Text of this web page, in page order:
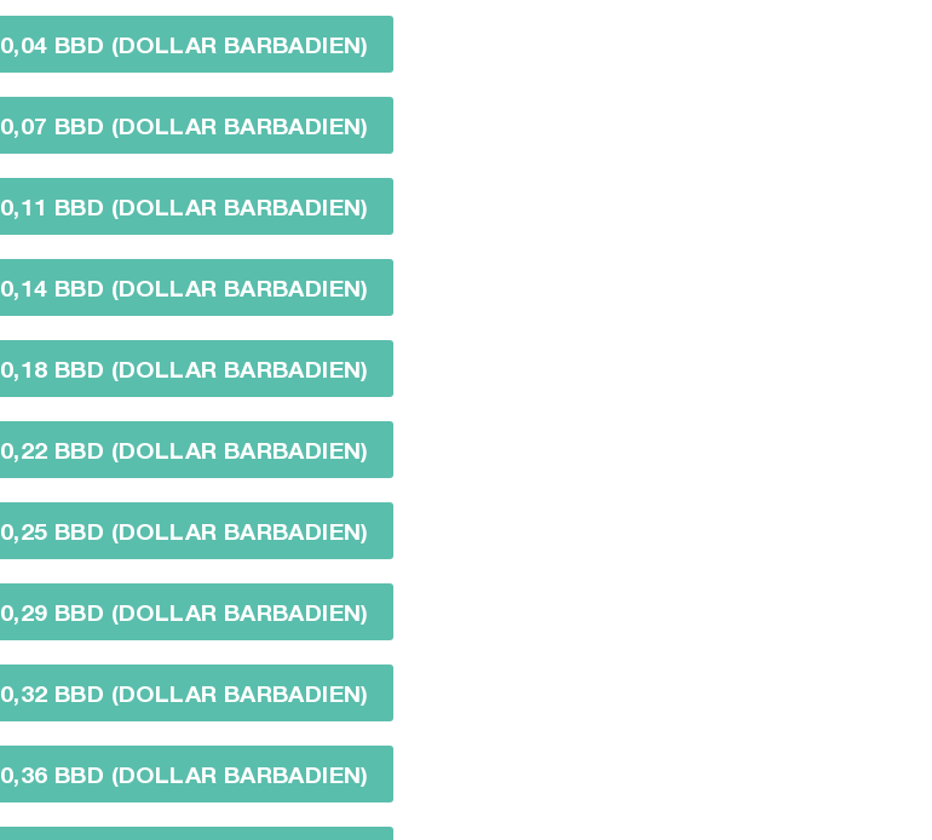
0,04 BBD (DOLLAR BARBADIEN)
0,07 BBD (DOLLAR BARBADIEN)
0,11 BBD (DOLLAR BARBADIEN)
0,14 BBD (DOLLAR BARBADIEN)
0,18 BBD (DOLLAR BARBADIEN)
0,22 BBD (DOLLAR BARBADIEN)
0,25 BBD (DOLLAR BARBADIEN)
0,29 BBD (DOLLAR BARBADIEN)
0,32 BBD (DOLLAR BARBADIEN)
0,36 BBD (DOLLAR BARBADIEN)